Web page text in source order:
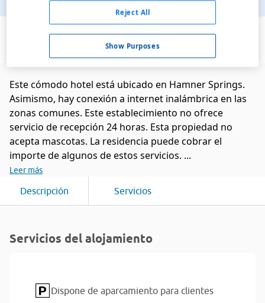
Ver en el mapa
Este cómodo hotel está ubicado en Hamner Springs.
Asimismo, hay conexión a internet inalámbrica en las
zonas comunes. Este establecimiento no ofrece
servicio de recepción 24 horas. Esta propiedad no
acepta mascotas. La residencia puede cobrar el
importe de algunos de estos servicios. ...
Leer más
Descripción Servicios
Servicios del alojamiento
Dispone de aparcamiento para clientes
Show Purposes
Reject All